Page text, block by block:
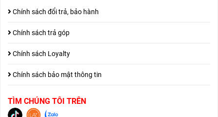
Chính sách đổi trả, bảo hành
Chính sách trả góp
Chính sách Loyalty
Chính sách bảo mật thông tin
TÌM CHÚNG TÔI TRÊN